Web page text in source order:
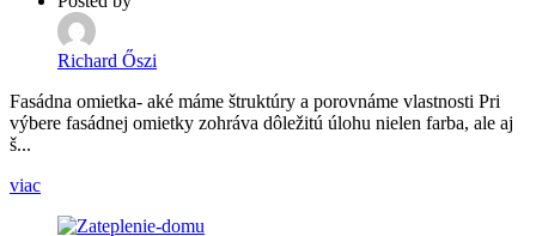
Richard Őszi
Fasádna omietka- aké máme štruktúry a porovnáme vlastnosti Pri
výbere fasádnej omietky zohráva dôležitú úlohu nielen farba, ale aj
š...
viac